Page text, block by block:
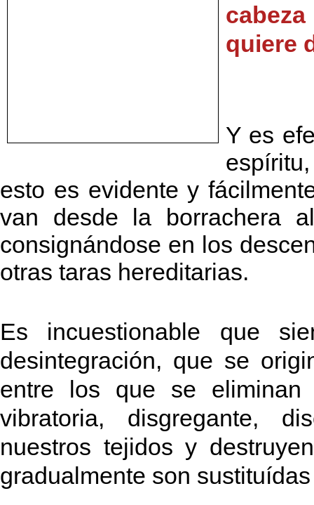
quiere
Y es
esto es evidente y
van desde la borrachera
consignándose en los
otras taras hereditarias.
Es incuestionable que
desintegración, que se
entre los que se
vibratoria, disgregante,
nuestros tejidos y
gradualmente son